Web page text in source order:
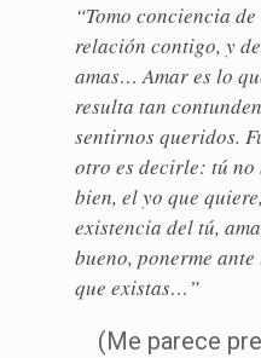
“Tomo conciencia
relación contigo, y
amas… Amar es lo
resulta tan
sentirnos queridos.
otro es decirle: tú no
bien, el yo que
existencia del tú,
bueno, ponerme
que existas…”
(Me parece